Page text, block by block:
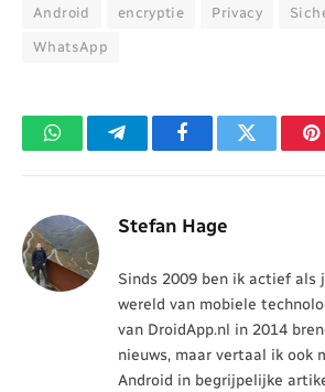
Android encryptie Privacy
WhatsApp
WhatsAppTelegramFacebookTwitter
Stefan Hage
Sinds 2009 ben ik actief als
wereld van mobiele
van DroidApp.nl in 2014
nieuws, maar vertaal ik ook
Android in begrijpelijke